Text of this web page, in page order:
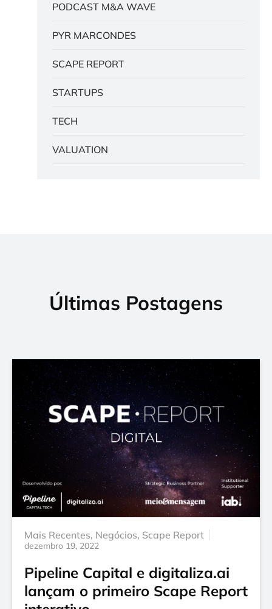
PODCAST M&A WAVE
PYR MARCONDES
SCAPE REPORT
STARTUPS
TECH
VALUATION
Últimas Postagens
Mais Recentes, Negócios, Scape Report
dezembro 19, 2022
Pipeline Capital e digitaliza.ai
lançam o primeiro Scape Report